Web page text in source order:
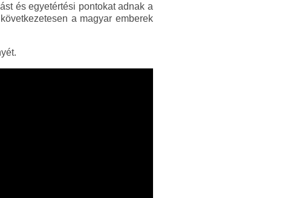
és egyetértési pontokat adnak a
a magyar emberek